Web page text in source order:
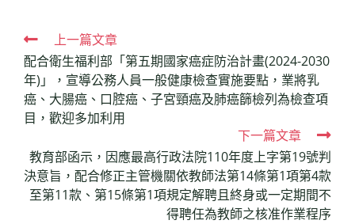
Read
more
articles
上一篇文章
配合衛生福利部「第五期國家癌症防治計畫(2024-2030
年)」，宣導公務人員一般健康檢查實施要點，業將乳
癌、大腸癌、口腔癌、子宮頸癌及肺癌篩檢列為檢查項
目，歡迎多加利用
下一篇文章
教育部函示，因應最高行政法院110年度上字第19號判
決意旨，配合修正主管機關依教師法第14條第1項第4款
至第11款、第15條第1項規定解聘且終身或一定期間不
得聘任為教師之核准作業程序